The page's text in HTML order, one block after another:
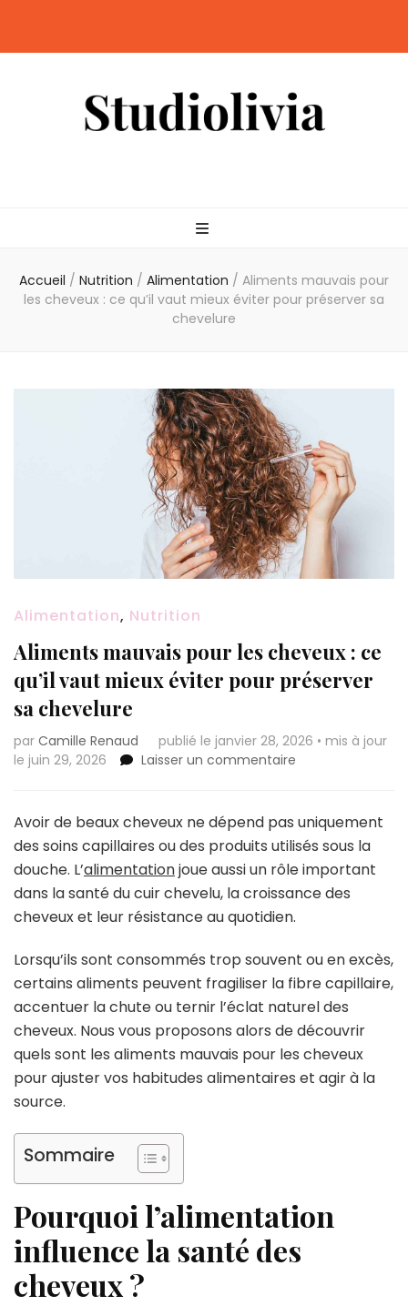
Accueil / Nutrition / Alimentation / Aliments mauvais pour
les cheveux : ce qu’il vaut mieux éviter pour préserver sa
chevelure
Alimentation, Nutrition
Aliments mauvais pour les cheveux : ce
qu’il vaut mieux éviter pour préserver
sa chevelure
par Camille Renaud publié le janvier 28, 2026 • mis à jour
le juin 29, 2026
Laisser un commentaire
pour
les
cheveux
:
ce
mieux
éviter
pour
préserver
sa
chevelure
Avoir de beaux cheveux ne dépend pas uniquement
des soins capillaires ou des produits utilisés sous la
douche. L’alimentationjoue aussi un rôle important
dans la santé du cuir chevelu, la croissance des
cheveux et leur résistance au quotidien.
Lorsqu’ils sont consommés trop souvent ou en excès,
certains aliments peuvent fragiliser la fibre capillaire,
accentuer la chute ou ternir l’éclat naturel des
cheveux. Nous vous proposons alors de découvrir
quels sont les aliments mauvais pour les cheveux
pour ajuster vos habitudes alimentaires et agir à la
source.
Sommaire
Pourquoi l’alimentation
influence la santé des
cheveux ?